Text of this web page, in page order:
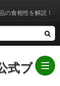
式ブ
相性を解説！